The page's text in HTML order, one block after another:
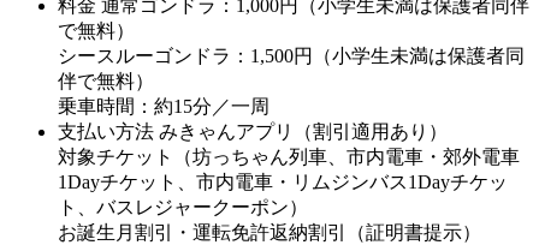
料金 通常ゴンドラ：1,000円（小学生未満は保護者同伴
で無料）
シースルーゴンドラ：1,500円（小学生未満は保護者同
伴で無料）
乗車時間：約15分／一周
支払い方法 みきゃんアプリ（割引適用あり）
対象チケット（坊っちゃん列車、市内電車・郊外電車
1Dayチケット、市内電車・リムジンバス1Dayチケッ
ト、バスレジャークーポン）
お誕生月割引・運転免許返納割引（証明書提示）